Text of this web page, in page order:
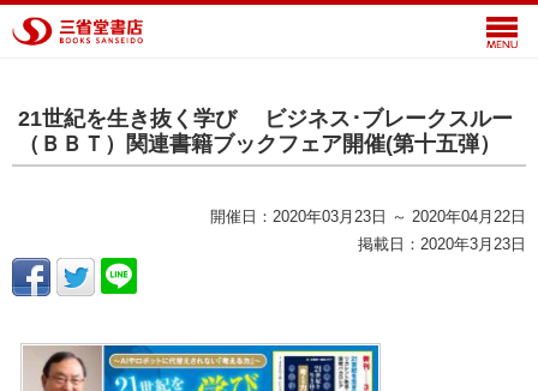
21世紀を生き抜く学び ビジネス･ブレークスルー
（ＢＢＴ）関連書籍ブックフェア開催(第十五弾）
開催日：2020年03月23日 ～ 2020年04月22日
掲載日：2020年3月23日